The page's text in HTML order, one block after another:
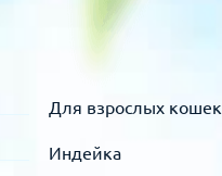
Для взрослых кошек
Индейка